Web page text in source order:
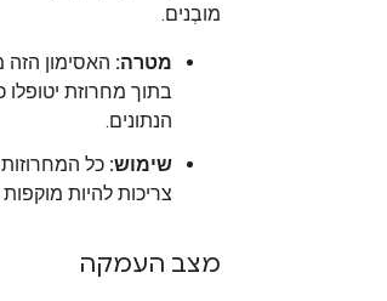
מובְנים.
מטרה: האסימון הזה
בתוך מחרוזת
הנתונים.
שימוש: כל
צריכות להיות
מצב העמקה